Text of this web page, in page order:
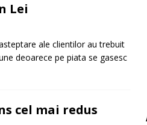
Lei
ale clientilor au trebuit
deoarece pe piata se gasesc
cel mai redus